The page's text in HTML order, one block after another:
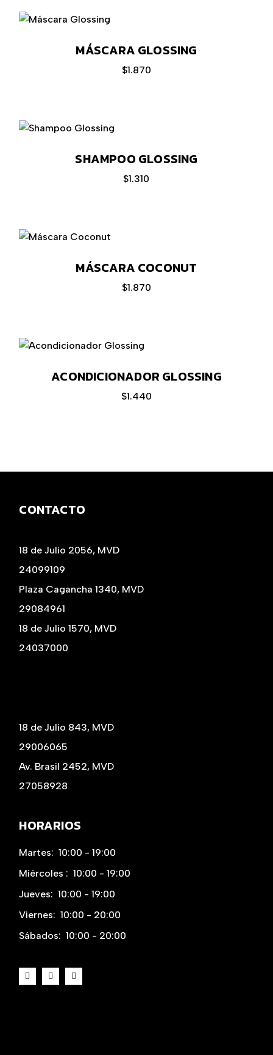
MÁSCARA GLOSSING
$1.870
SHAMPOO GLOSSING
$1.310
MÁSCARA COCONUT
$1.870
ACONDICIONADOR GLOSSING
$1.440
CONTACTO
18 de Julio 2056, MVD
24099109
Plaza Cagancha 1340, MVD
29084961
18 de Julio 1570, MVD
24037000
18 de Julio 843, MVD
29006065
Av. Brasil 2452, MVD
27058928
HORARIOS
Martes: 10:00 - 19:00
Miércoles : 10:00 - 19:00
Jueves: 10:00 - 19:00
Viernes: 10:00 - 20:00
Sábados: 10:00 - 20:00